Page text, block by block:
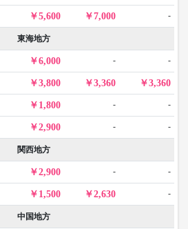
5,600 7,000 -
東海地方
6,000 - -
3,800 3,360 3,360
1,800 - -
2,900 - -
関西地方
2,900 - -
1,500 2,630 -
中国地方